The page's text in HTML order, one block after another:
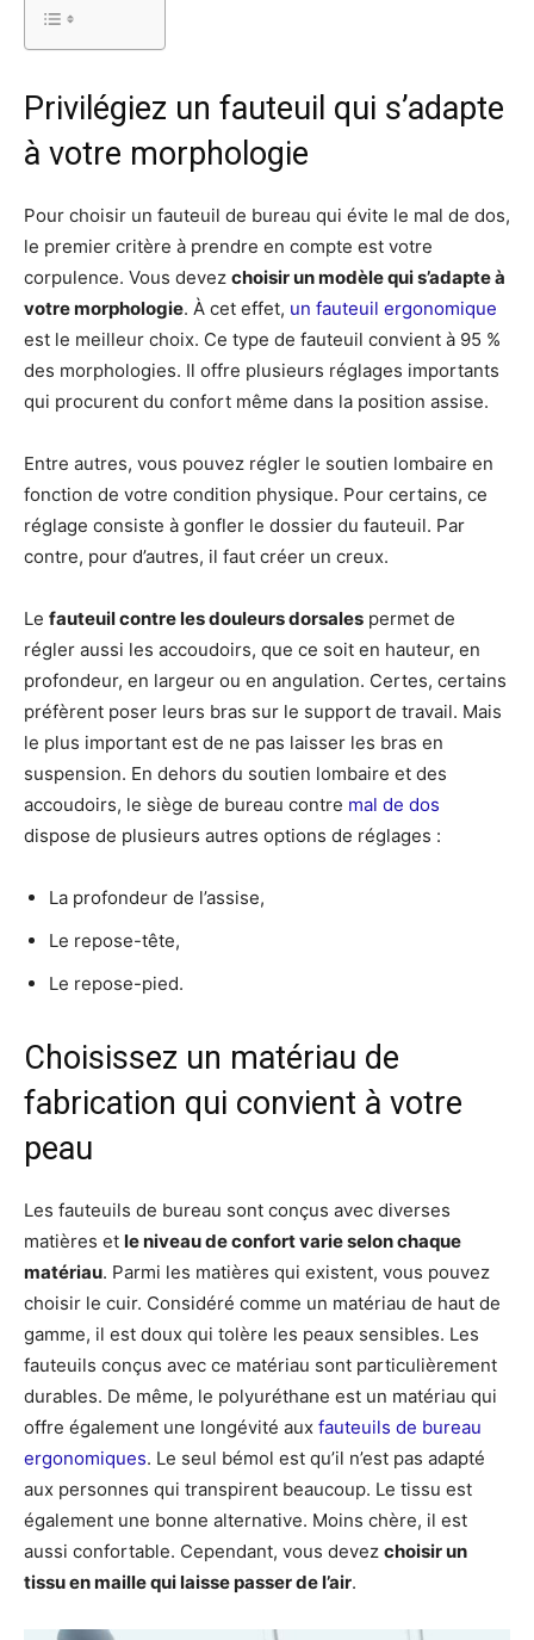
Privilégiez un fauteuil qui s’adapte
à votre morphologie
Pour choisir un fauteuil de bureau qui évite le mal de dos,
le premier critère à prendre en compte est votre
corpulence. Vous devez choisir un modèle qui s’adapte à
votre morphologie. À cet effet, un fauteuil ergonomique
est le meilleur choix. Ce type de fauteuil convient à 95 %
des morphologies. Il offre plusieurs réglages importants
qui procurent du confort même dans la position assise.
Entre autres, vous pouvez régler le soutien lombaire en
fonction de votre condition physique. Pour certains, ce
réglage consiste à gonfler le dossier du fauteuil. Par
contre, pour d’autres, il faut créer un creux.
Le fauteuil contre les douleurs dorsales permet de
régler aussi les accoudoirs, que ce soit en hauteur, en
profondeur, en largeur ou en angulation. Certes, certains
préfèrent poser leurs bras sur le support de travail. Mais
le plus important est de ne pas laisser les bras en
suspension. En dehors du soutien lombaire et des
accoudoirs, le siège de bureau contre mal de dos
dispose de plusieurs autres options de réglages :
La profondeur de l’assise,
Le repose-tête,
Le repose-pied.
Choisissez un matériau de
fabrication qui convient à votre
peau
Les fauteuils de bureau sont conçus avec diverses
matières et le niveau de confort varie selon chaque
matériau. Parmi les matières qui existent, vous pouvez
choisir le cuir. Considéré comme un matériau de haut de
gamme, il est doux qui tolère les peaux sensibles. Les
fauteuils conçus avec ce matériau sont particulièrement
durables. De même, le polyuréthane est un matériau qui
offre également une longévité aux fauteuils de bureau
ergonomiques. Le seul bémol est qu’il n’est pas adapté
aux personnes qui transpirent beaucoup. Le tissu est
également une bonne alternative. Moins chère, il est
aussi confortable. Cependant, vous devez choisir un
tissu en maille qui laisse passer de l’air.